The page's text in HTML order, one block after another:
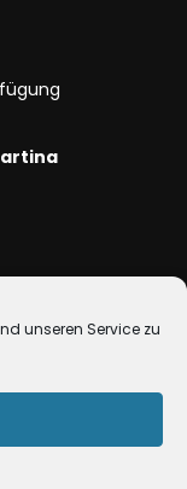
unseren Service zu